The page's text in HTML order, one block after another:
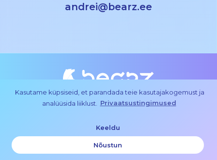
Kasutame küpsiseid, et parandada teie kasutajakogemust ja
analüüsida liiklust.
Privaatsustingimused
Keeldu
Nõustun
andrei@bearz.ee
2026 bearz © | Peetri Maja, Vana-Tartu mnt 79a, Rae vald